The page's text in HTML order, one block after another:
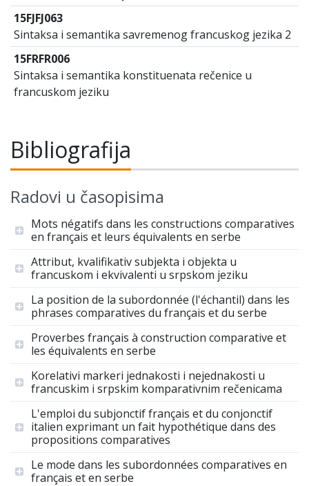
15FJFJ063
Sintaksa i semantika savremenog francuskog jezika 2
15FRFR006
Sintaksa i semantika konstituenata rečenice u
francuskom jeziku
Bibliografija
Radovi u časopisima
Mots négatifs dans les constructions comparatives
en français et leurs équivalents en serbe
Attribut, kvalifikativ subjekta i objekta u
francuskom i ekvivalenti u srpskom jeziku
La position de la subordonnée (l'échantil) dans les
phrases comparatives du français et du serbe
Proverbes français à construction comparative et
les équivalents en serbe
Korelativi markeri jednakosti i nejednakosti u
francuskim i srpskim komparativnim rečenicama
L'emploi du subjonctif français et du conjonctif
italien exprimant un fait hypothétique dans des
propositions comparatives
Le mode dans les subordonnées comparatives en
français et en serbe